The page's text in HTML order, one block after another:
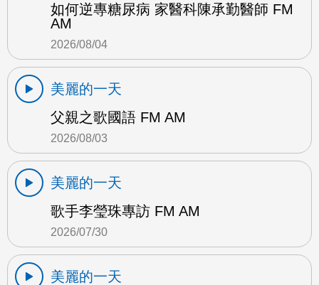
如何逆專糖尿病 家醫科陳承勤醫師 FM
AM
2026/08/04
美麗的一天
父親之歌國語 FM AM
2026/08/03
美麗的一天
歌手李瑩珠專訪 FM AM
2026/07/30
美麗的一天